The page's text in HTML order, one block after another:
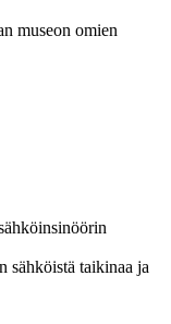
museon omien
sähköistä taikinaa ja